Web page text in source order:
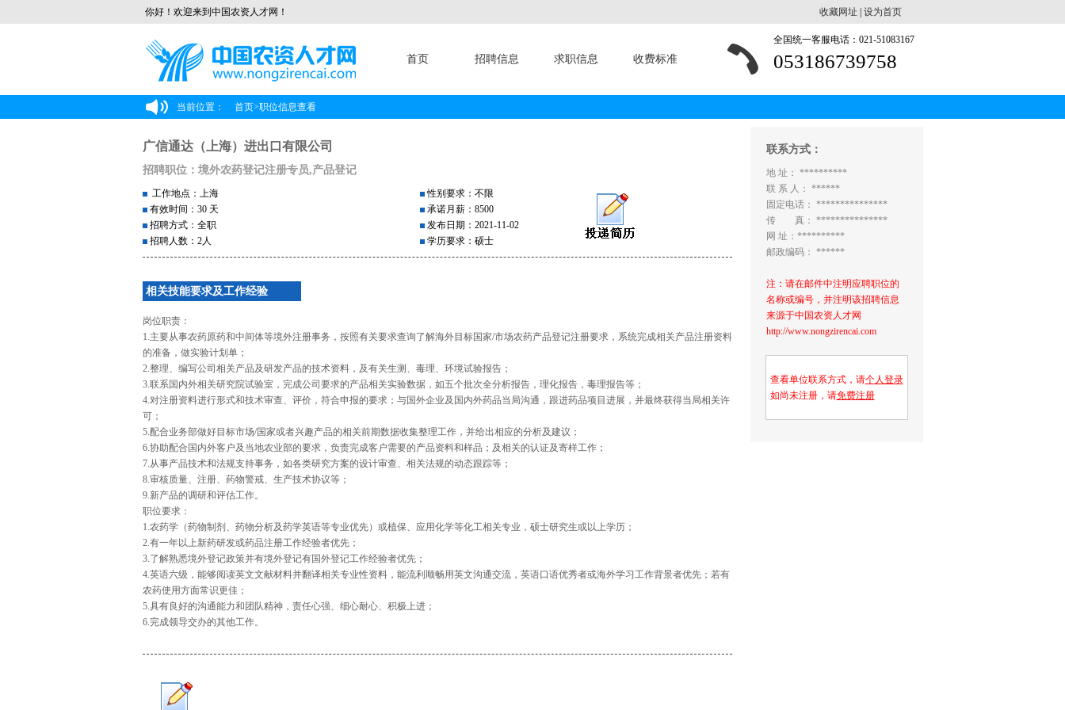
你好！欢迎来到中国农资人才网！ 收藏网址 设为首页
首页 招聘信息 求职信息 收费标准
全国统一客服电话：021-51083167
053186739758
当前位置： 首页>职位信息查看
广信通达（上海）进出口有限公司
招聘职位：境外农药登记注册专员,产品登记
工作地点：上海
有效时间：30 天
招聘方式：全职
招聘人数：2人
性别要求：不限
承诺月薪：8500
发布日期：2021-11-02
学历要求：硕士
相关技能要求及工作经验
岗位职责：
1.主要从事农药原药和中间体等境外注册事务，按照有关要求查询了解海外目标国家/市场农药产品登记注册要求，系统完成相关产品注册资料
的准备，做实验计划单；
2.整理、编写公司相关产品及研发产品的技术资料，及有关生测、毒理、环境试验报告；
3.联系国内外相关研究院试验室，完成公司要求的产品相关实验数据，如五个批次全分析报告，理化报告，毒理报告等；
4.对注册资料进行形式和技术审查、评价，符合申报的要求；与国外企业及国内外药品当局沟通，跟进药品项目进展，并最终获得当局相关许
可；
5.配合业务部做好目标市场/国家或者兴趣产品的相关前期数据收集整理工作，并给出相应的分析及建议；
6.协助配合国内外客户及当地农业部的要求，负责完成客户需要的产品资料和样品；及相关的认证及寄样工作；
7.从事产品技术和法规支持事务，如各类研究方案的设计审查、相关法规的动态跟踪等；
8.审核质量、注册、药物警戒、生产技术协议等；
9.新产品的调研和评估工作。
职位要求：
1.农药学（药物制剂、药物分析及药学英语等专业优先）或植保、应用化学等化工相关专业，硕士研究生或以上学历；
2.有一年以上新药研发或药品注册工作经验者优先；
3.了解熟悉境外登记政策并有境外登记有国外登记工作经验者优先；
4.英语六级，能够阅读英文文献材料并翻译相关专业性资料，能流利顺畅用英文沟通交流，英语口语优秀者或海外学习工作背景者优先；若有
农药使用方面常识更佳；
5.具有良好的沟通能力和团队精神，责任心强、细心耐心、积极上进；
6.完成领导交办的其他工作。
联系方式：
地 址： **********
联 系 人： ******
固定电话： ***************
传 真： ***************
网 址：**********
邮政编码： ******
注：请在邮件中注明应聘职位的
名称或编号，并注明该招聘信息
来源于中国农资人才网
http://www.nongzirencai.com
查看单位联系方式，请个人登录
如尚未注册，请免费注册